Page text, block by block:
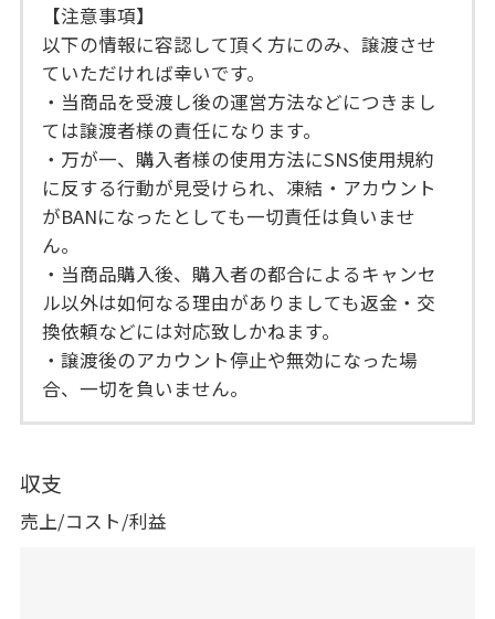
【注意事項】
以下の情報に容認して頂く方にのみ、譲渡させ
ていただければ幸いです。
・当商品を受渡し後の運営方法などにつきまし
ては譲渡者様の責任になります。
・万が一、購入者様の使用方法にSNS使用規約
に反する行動が見受けられ、凍結・アカウント
がBANになったとしても一切責任は負いませ
ん。
・当商品購入後、購入者の都合によるキャンセ
ル以外は如何なる理由がありましても返金・交
換依頼などには対応致しかねます。
・譲渡後のアカウント停止や無効になった場
合、一切を負いません。
収支
売上/コスト/利益